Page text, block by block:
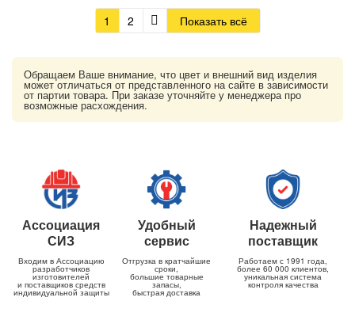
1 2 Показать всё
Обращаем Ваше внимание, что цвет и внешний вид изделия
может отличаться от представленного на сайте в зависимости
от партии товара. При заказе уточняйте у менеджера про
возможные расхождения.
Ассоциация
СИЗ
Входим в Ассоциацию
разработчиков
изготовителей
и поставщиков средств
индивидуальной защиты
Удобный
сервис
Отгрузка в кратчайшие
сроки,
большие товарные
запасы,
быстрая доставка
Надежный
поставщик
Работаем с 1991 года,
более 60 000 клиентов,
уникальная система
контроля качества